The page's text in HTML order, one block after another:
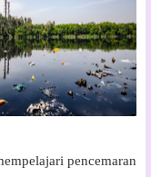
pencemaran